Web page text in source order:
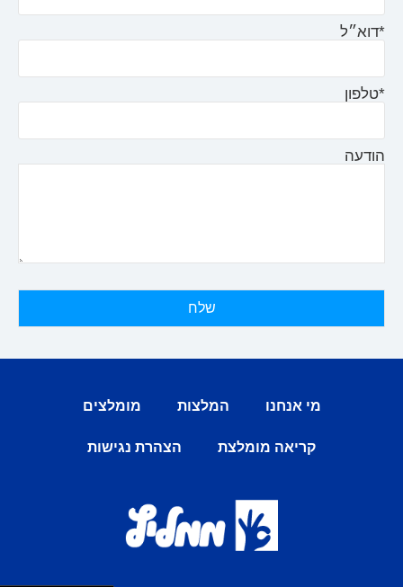
*דוא״ל
*טלפון
הודעה
מי אנחנו המלצות מומלצים
קריאה מומלצת הצהרת נגישות